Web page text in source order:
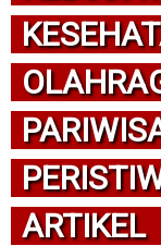
ARTIKEL